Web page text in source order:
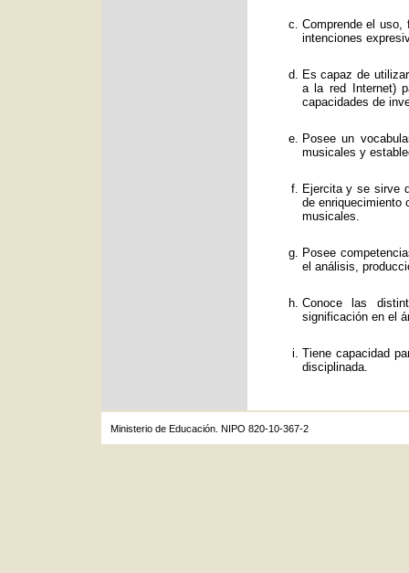
Comprende el
intenciones
Es capaz de
a la red Internet)
capacidades de
Posee un
musicales y
Ejercita y se sirve
de enriquecimiento
musicales.
Posee
el análisis,
Conoce las
significación en el
Tiene capacidad
disciplinada.
Ministerio de Educación. NIPO 820-10-367-2